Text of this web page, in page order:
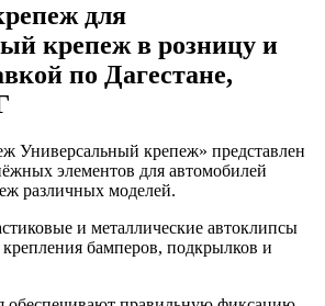
для
крепеж в розницу и
по Дагестане,
Универсальный крепеж» представлен
элементов для автомобилей
различных моделей.
и металлические автоклипсы
бамперов, подкрылков и